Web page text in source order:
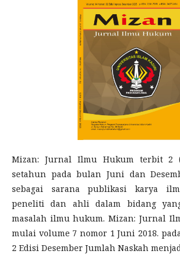
Mizan: Jurnal Ilmu Hukum terbit 2
setahun pada bulan Juni dan
sebagai sarana publikasi karya
peneliti dan ahli dalam bidang
masalah ilmu hukum. Mizan: Jurnal
mulai volume 7 nomor 1 Juni 2018.
2 Edisi Desember Jumlah Naskah